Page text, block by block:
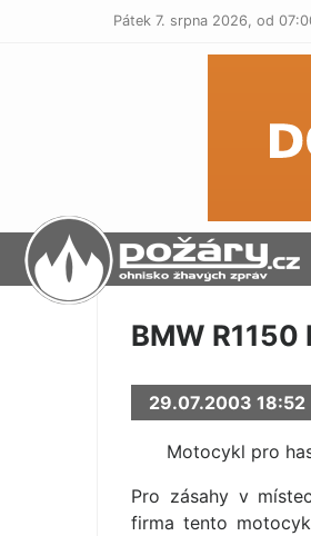
Pátek 7. srpna 2026, od
POŽÁRY.cz
BMW
29.07.2003 18:52
Motocykl pro
Pro zásahy v
firma tento